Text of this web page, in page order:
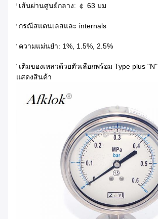
* เส้นผ่านศูนย์กลาง: ￠ 63 มม
* กรณีสแตนเลสและ internals
* ความแม่นยำ: 1%, 1.5%, 2.5%
* เติมของเหลวด้วยตัวเลือกพร้อม Type plus "N"
แสดงสินค้า